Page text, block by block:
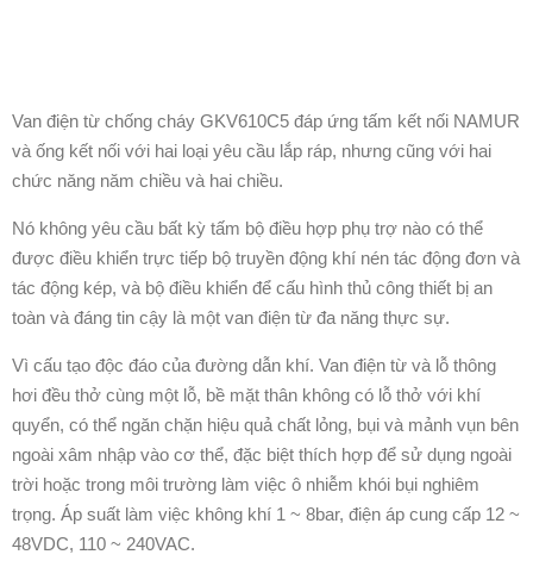
Van điện từ chống cháy GKV610C5 đáp ứng tấm kết nối NAMUR
và ống kết nối với hai loại yêu cầu lắp ráp, nhưng cũng với hai
chức năng năm chiều và hai chiều.
Nó không yêu cầu bất kỳ tấm bộ điều hợp phụ trợ nào có thể
được điều khiển trực tiếp bộ truyền động khí nén tác động đơn và
tác động kép, và bộ điều khiển để cấu hình thủ công thiết bị an
toàn và đáng tin cậy là một van điện từ đa năng thực sự.
Vì cấu tạo độc đáo của đường dẫn khí. Van điện từ và lỗ thông
hơi đều thở cùng một lỗ, bề mặt thân không có lỗ thở với khí
quyển, có thể ngăn chặn hiệu quả chất lỏng, bụi và mảnh vụn bên
ngoài xâm nhập vào cơ thể, đặc biệt thích hợp để sử dụng ngoài
trời hoặc trong môi trường làm việc ô nhiễm khói bụi nghiêm
trọng. Áp suất làm việc không khí 1 ~ 8bar, điện áp cung cấp 12 ~
48VDC, 110 ~ 240VAC.